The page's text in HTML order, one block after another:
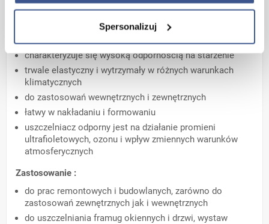
Spersonalizuj
Właściwości :
wykazuje przyczepność do typowych materiałów
budowlanych: szkła, glazury, terakoty, ceramiki, betonu
charakteryzuje się wysoką odpornością na starzenie
trwale elastyczny i wytrzymały w różnych warunkach
klimatycznych
do zastosowań wewnętrznych i zewnętrznych
łatwy w nakładaniu i formowaniu
uszczelniacz odporny jest na działanie promieni
ultrafioletowych, ozonu i wpływ zmiennych warunków
atmosferycznych
Zastosowanie :
do prac remontowych i budowlanych, zarówno do
zastosowań zewnętrznych jak i wewnętrznych
do uszczelniania framug okiennych i drzwi, wystaw